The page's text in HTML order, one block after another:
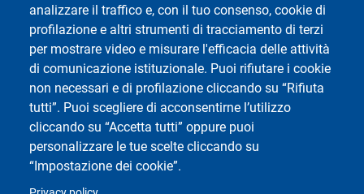
analizzare il traffico e, con il tuo consenso, cookie di
profilazione e altri strumenti di tracciamento di terzi
per mostrare video e misurare l'efficacia delle attività
di comunicazione istituzionale. Puoi rifiutare i cookie
non necessari e di profilazione cliccando su “Rifiuta
tutti”. Puoi scegliere di acconsentirne l’utilizzo
cliccando su “Accetta tutti” oppure puoi
personalizzare le tue scelte cliccando su
“Impostazione dei cookie”.
Dipartimento di Scienze Politiche e Sociali
Università degli Studi di Pavia
Corso Strada Nuova, 65 - 27100 Pavia